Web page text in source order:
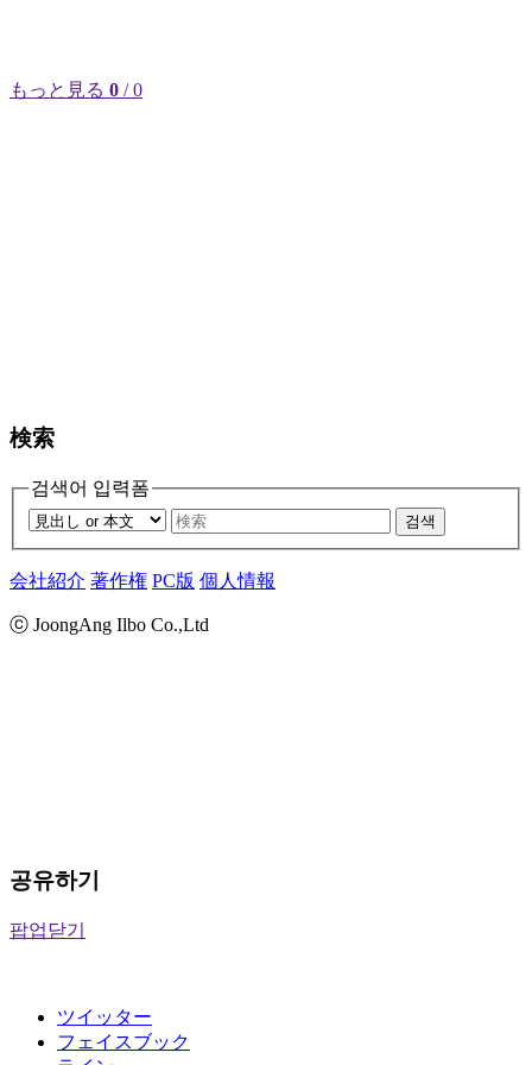
もっと見る 0 / 0
検索
검색어 입력폼
검색
会社紹介 著作権 PC版 個人情報
ⓒ JoongAng Ilbo Co.,Ltd
공유하기
팝업닫기
ツイッター
フェイスブック